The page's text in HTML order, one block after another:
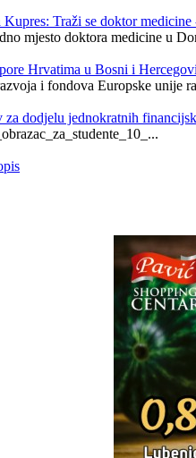
Traži se doktor medicine
mjesto doktora medicine u
Hrvatima u Bosni i
i fondova Europske unije
dodjelu jednokratnih